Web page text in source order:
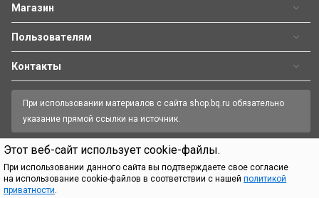
Этот веб-сайт использует cookie-файлы.
При использовании данного сайта вы подтверждаете свое согласие
на использование cookie-файлов в соответствии с нашей политикой
приватности.
Магазин
Пользователям
Контакты
При использовании материалов с сайта shop.bq.ru обязательно
указание прямой ссылки на источник.
8 (800) 500 32 90 Пн—Пт 09:00-18:00